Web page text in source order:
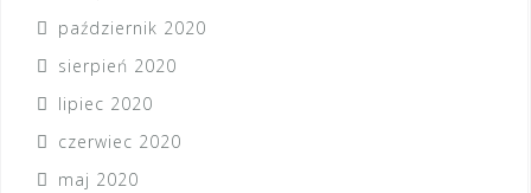
październik 2020
sierpień 2020
lipiec 2020
czerwiec 2020
maj 2020